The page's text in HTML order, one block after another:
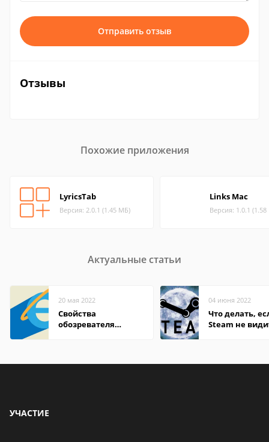
Отправить отзыв
Отзывы
Похожие приложения
LyricsTab
Версия: 2.0.1 (1.45 МБ)
Links Mac
Версия: 1.0.1
Актуальные статьи
20 мая 2022
Свойства
обозревателя
04 июня 2022
Что делать,
Steam не
УЧАСТИЕ